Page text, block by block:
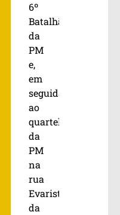
6º
Batalhão
da
PM
e,
em
seguida,
ao
quartel
da
PM
na
rua
Evaristo
da